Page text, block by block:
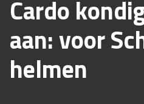
Cardo
aan: voor
helmen